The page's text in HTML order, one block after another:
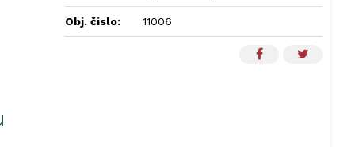
dní.
Obj. čislo:
11006